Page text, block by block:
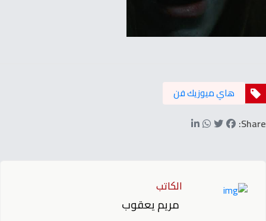
هاي ميوزيك فن
Share:
الكاتب
مريم يعقوب